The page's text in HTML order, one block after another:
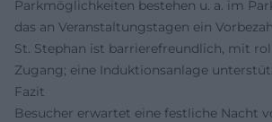
Parkmöglichkeiten bestehen u. a. im
das an Veranstaltungstagen ein
St. Stephan ist barrierefreundlich, mit
Zugang; eine Induktionsanlage
Fazit
Besucher erwartet eine festliche Nacht